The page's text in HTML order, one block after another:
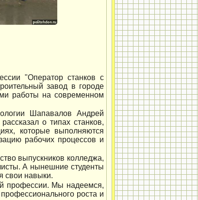
"Оператор станков с
завод в городе
работы на современном
Шапавалов Андрей
о типах станков,
которые выполняются
рабочих процессов и
выпускников колледжа,
А нынешние студенты
свои навыки.
профессии. Мы надеемся,
роста и